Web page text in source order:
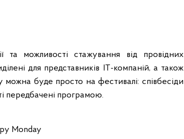
можливості стажування від провідних
для представників IT-компаній, а також
буде просто на фестивалі: співбесіди
передбачені програмою.
Monday